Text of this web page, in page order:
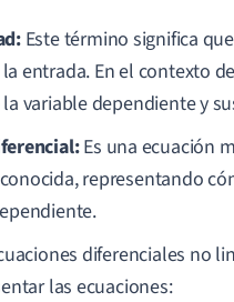
Este término significa
entrada. En el contexto
variable dependiente y
Es una ecuación
representando
diferenciales no
las ecuaciones: